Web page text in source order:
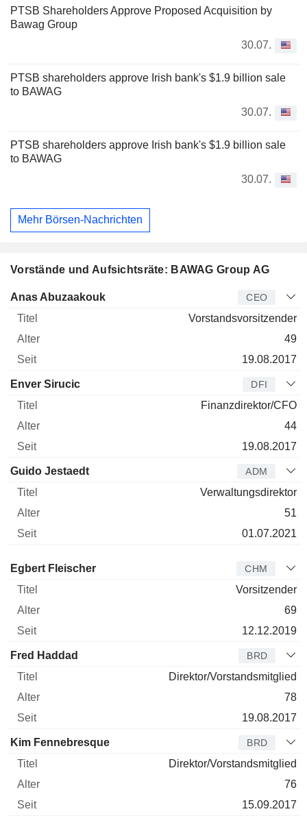
PTSB Shareholders Approve Proposed Acquisition by
Bawag Group
30.07.
PTSB shareholders approve Irish bank's $1.9 billion sale
to BAWAG
30.07.
PTSB shareholders approve Irish bank's $1.9 billion sale
to BAWAG
30.07.
Mehr Börsen-Nachrichten
Vorstände und Aufsichtsräte: BAWAG Group AG
Manager Titel Alter
Anas Abuzaakouk CEO
Vorstandsvorsitzender
49
19.08.2017
Enver Sirucic DFI
Finanzdirektor/CFO
44
19.08.2017
Guido Jestaedt ADM
Verwaltungsdirektor
51
01.07.2021
Verwaltungsratsmitglied
Egbert Fleischer CHM
Vorsitzender
69
12.12.2019
Fred Haddad BRD
Direktor/Vorstandsmitglied
78
19.08.2017
Kim Fennebresque BRD
Direktor/Vorstandsmitglied
76
15.09.2017